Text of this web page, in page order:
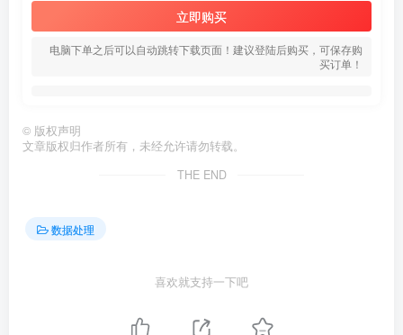
立即购买
电脑下单之后可以自动跳转下载页面！建议登陆后购买，可保存购
买订单！
© 版权声明
文章版权归作者所有，未经允许请勿转载。
THE END
数据处理
喜欢就支持一下吧